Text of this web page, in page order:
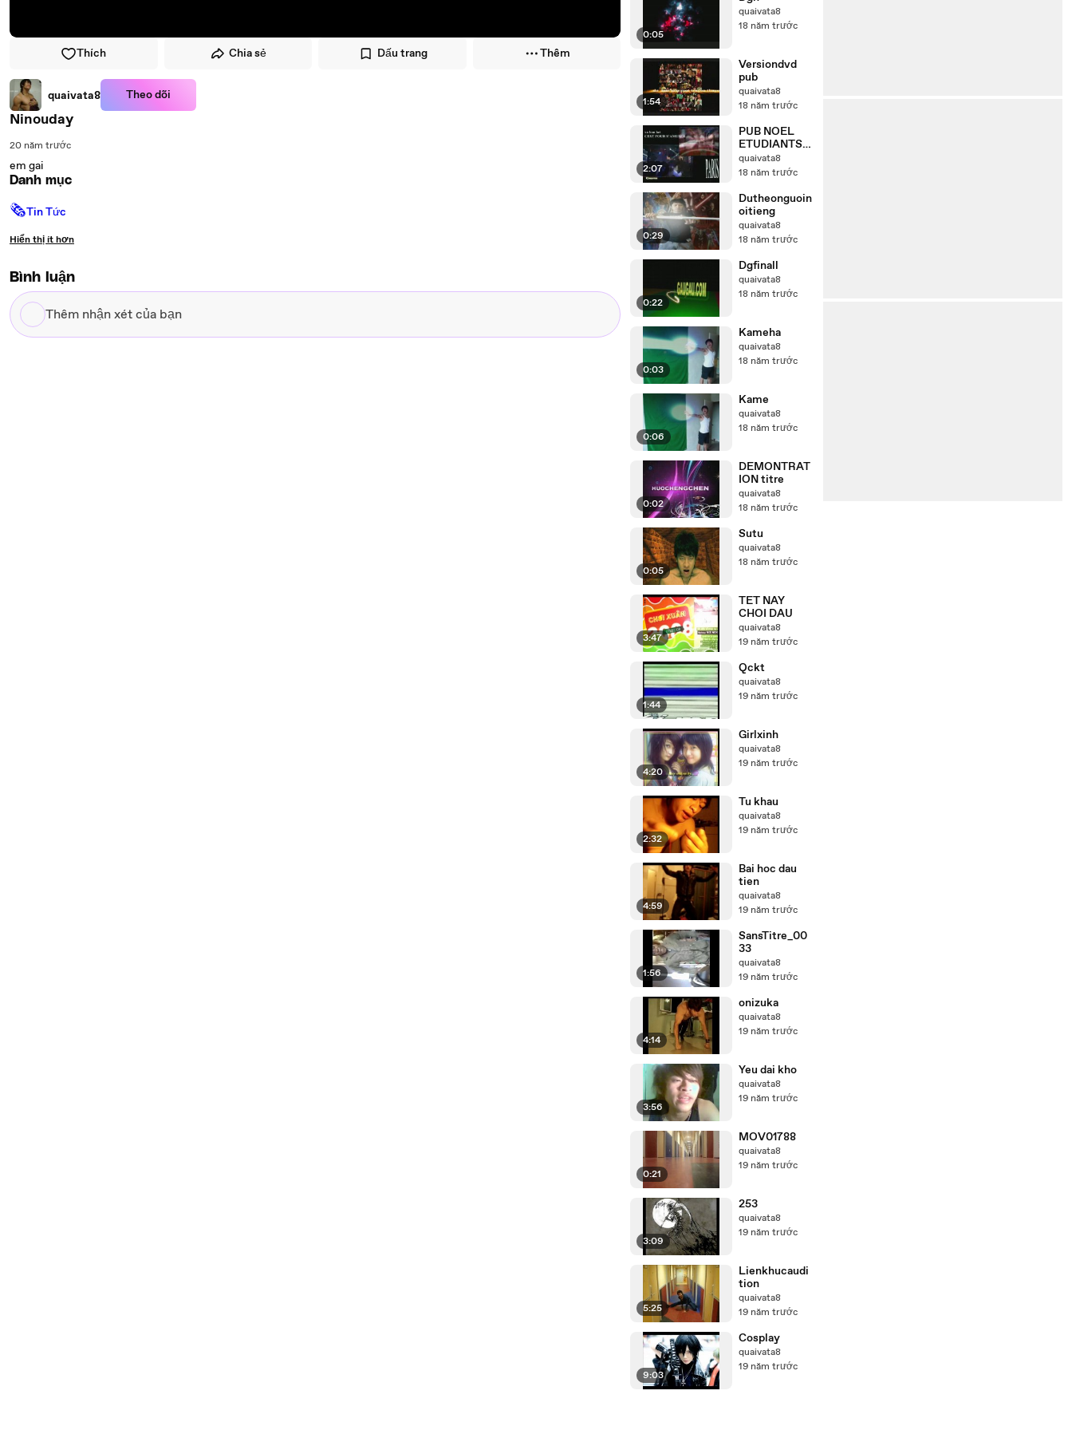
Thích Chia sẻ Dấu trang Thêm
quaivata8 Theo dõi
Ninouday
20 năm trước
em gai
Danh mục
🗞Tin Tức
Hiển thị ít hơn
Bình luận
Thêm
nhận
0:05
quaivata8
18 năm trước
1:54
Versiondvd
pub
quaivata8
18 năm trước
2:07
PUB NOEL
ETUDIANTS
VIETNAMIEN
S
quaivata8
18 năm trước
0:29
Dutheonguoin
oitieng
quaivata8
18 năm trước
0:22
Dgfinall
quaivata8
18 năm trước
0:03
Kameha
quaivata8
18 năm trước
0:06
Kame
quaivata8
18 năm trước
0:02
DEMONTRAT
ION titre
quaivata8
18 năm trước
0:05
Sutu
quaivata8
18 năm trước
3:47
TET NAY
CHOI DAU
quaivata8
19 năm trước
1:44
Qckt
quaivata8
19 năm trước
4:20
Girlxinh
quaivata8
19 năm trước
2:32
Tu khau
quaivata8
19 năm trước
4:59
Bai hoc dau
tien
quaivata8
19 năm trước
1:56
SansTitre_00
33
quaivata8
19 năm trước
4:14
onizuka
quaivata8
19 năm trước
3:56
Yeu dai kho
quaivata8
19 năm trước
0:21
MOV01788
quaivata8
19 năm trước
3:09
253
quaivata8
19 năm trước
5:25
Lienkhucaudi
tion
quaivata8
19 năm trước
9:03
Cosplay
quaivata8
19 năm trước